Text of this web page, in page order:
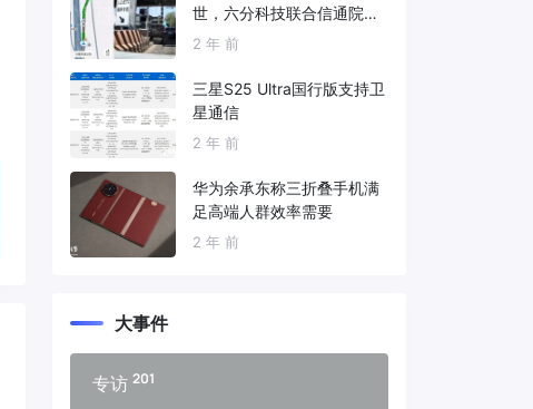
世，六分科技联合信通院发
布免费服务
2 年 前
三星S25 Ultra国行版支持卫
星通信
2 年 前
华为余承东称三折叠手机满
足高端人群效率需要
2 年 前
大事件
专访 201